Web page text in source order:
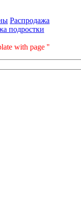
Распродажа
подростки
with page ''